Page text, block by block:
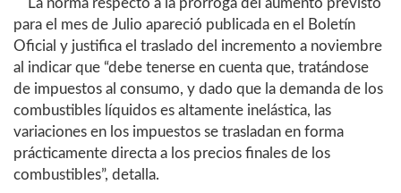
La norma respecto a la prórroga del aumento previsto
para el mes de Julio apareció publicada en el Boletín
Oficial y justifica el traslado del incremento a noviembre
al indicar que “debe tenerse en cuenta que, tratándose
de impuestos al consumo, y dado que la demanda de los
combustibles líquidos es altamente inelástica, las
variaciones en los impuestos se trasladan en forma
prácticamente directa a los precios finales de los
combustibles”, detalla.